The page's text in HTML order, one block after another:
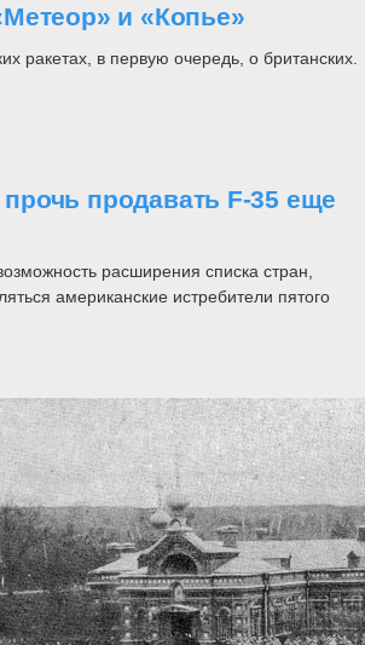
и «Копье»
ракетах, в первую очередь, о британских.
продавать F-35 еще
расширения списка стран,
американские истребители пятого